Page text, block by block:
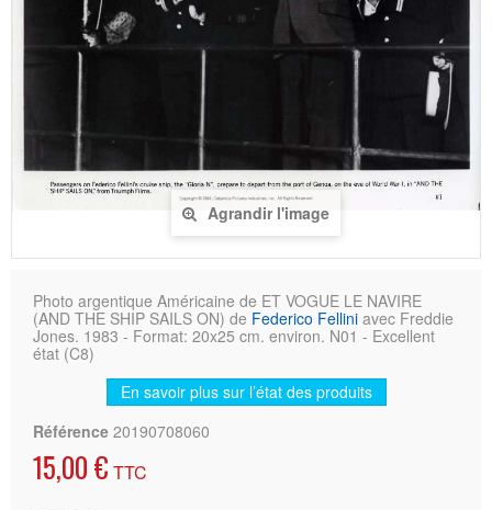
Agrandir l'image
Photo argentique Américaine de ET VOGUE LE NAVIRE
(AND THE SHIP SAILS ON) de Federico Fellini avec Freddie
Jones. 1983 - Format: 20x25 cm. environ. N01 - Excellent
état (C8)
En savoir plus sur l’état des produits
Référence 20190708060
15,00 € TTC